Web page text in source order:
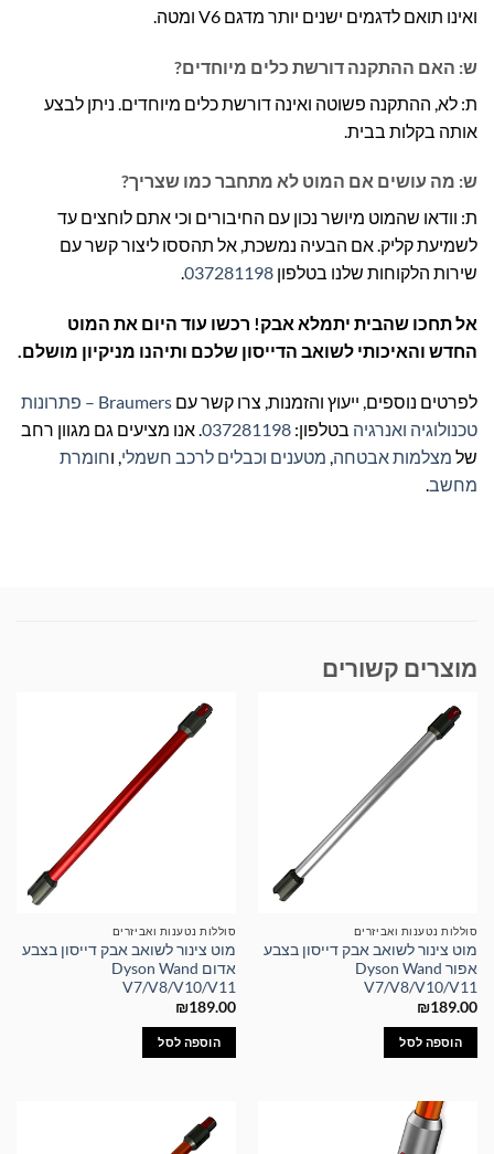
ואינו תואם לדגמים ישנים יותר מדגם V6 ומטה.
ש: האם ההתקנה דורשת כלים מיוחדים?
ת: לא, ההתקנה פשוטה ואינה דורשת כלים מיוחדים. ניתן לבצע
אותה בקלות בבית.
ש: מה עושים אם המוט לא מתחבר כמו שצריך?
ת: וודאו שהמוט מיושר נכון עם החיבורים וכי אתם לוחצים עד
לשמיעת קליק. אם הבעיה נמשכת, אל תהססו ליצור קשר עם
שירות הלקוחות שלנו בטלפון 037281198
.
אל תחכו שהבית יתמלא אבק! רכשו עוד היום את המוט
החדש והאיכותי לשואב הדייסון שלכם ותיהנו מניקיון מושלם.
לפרטים נוספים, ייעוץ והזמנות, צרו קשר עם
Braumers – פתרונות
טכנולוגיה ואנרגיה בטלפון: 037281198. אנו מציעים גם מגוון רחב
של מצלמות אבטחה, מטענים וכבלים לרכב חשמלי, וחומרת
מחשב.
מוצרים קשורים
סוללות נטענות ואביזרים
מוט צינור לשואב אבק דייסון בצבע
אפור Dyson Wand
V7/V8/V10/V11
₪189.00
הוספה לסל
סוללות נטענות ואביזרים
מוט צינור לשואב אבק דייסון בצבע
אדום Dyson Wand
V7/V8/V10/V11
₪189.00
הוספה לסל